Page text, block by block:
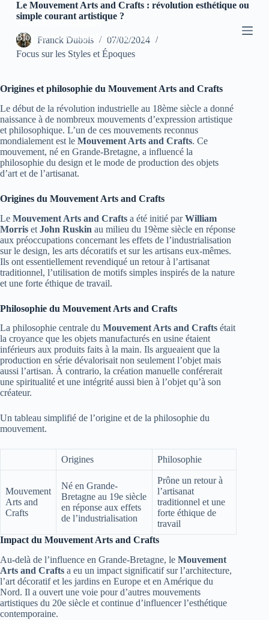
P
u
o
n
t
e
n
u
Nord Ouest Antiquites
Blog sur les Antiquités et Objets d'Art
Le Mouvement Arts and Crafts : révolution esthétique ou
simple courant artistique ?
Franck Dubois
07/02/2024
Focus sur les Styles et Époques
Origines et philosophie du Mouvement Arts and Crafts
Le début de la révolution industrielle au 18ème siècle a donné
naissance à de nombreux mouvements d’expression artistique
et philosophique. L’un de ces mouvements reconnus
mondialement est le Mouvement Arts and Crafts. Ce
mouvement, né en Grande-Bretagne, a influencé la
philosophie du design et le mode de production des objets
d’art et de l’artisanat.
Origines du Mouvement Arts and Crafts
Le Mouvement Arts and Crafts a été initié parWilliam
Morris et John Ruskin au milieu du 19ème siècle en réponse
aux préoccupations concernant les effets de l’industrialisation
sur le design, les arts décoratifs et sur les artisans eux-mêmes.
Ils ont essentiellement revendiqué un retour à l’artisanat
traditionnel, l’utilisation de motifs simples inspirés de la nature
et une forte éthique de travail.
Philosophie du Mouvement Arts and Crafts
La philosophie centrale du Mouvement Arts and Crafts était
la croyance que les objets manufacturés en usine étaient
inférieurs aux produits faits à la main. Ils argueaient que la
production en série dévalorisait non seulement l’objet mais
aussi l’artisan. À contrario, la création manuelle conférerait
une spiritualité et une intégrité aussi bien à l’objet qu’à son
créateur.
Un tableau simplifié de l’origine et de la philosophie du
mouvement.
Origines Philosophie
Mouvement
Arts and
Crafts
Né en Grande-
Bretagne au 19e siècle
en réponse aux effets
de l’industrialisation
Prône un retour à
l’artisanat
traditionnel et une
forte éthique de
travail
Impact du Mouvement Arts and Crafts
Au-delà de l’influence en Grande-Bretagne, le Mouvement
Arts and Crafts a eu un impact significatif sur l’architecture,
l’art décoratif et les jardins en Europe et en Amérique du
Nord. Il a ouvert une voie pour d’autres mouvements
artistiques du 20e siècle et continue d’influencer l’esthétique
contemporaine.